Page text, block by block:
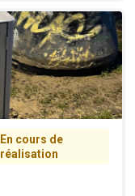
En cours de
réalisation